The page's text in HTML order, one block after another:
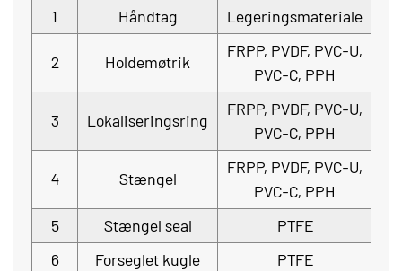
1
Håndtag Legeringsmateriale
2 Holdemøtrik
FRPP, PVDF, PVC-U,
PVC-C, PPH
3 Lokaliseringsring
FRPP, PVDF, PVC-U,
PVC-C, PPH
4 Stængel
FRPP, PVDF, PVC-U,
PVC-C, PPH
5
Stængel seal
PTFE
6
Forseglet kugle PTFE